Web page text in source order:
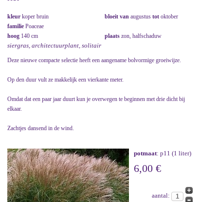
kleur koper bruin bloeit van augustus tot oktober
familie Poaceae
hoog 140 cm plaats zon, halfschaduw
siergras, architectuurplant, solitair
Deze nieuwe compacte selectie heeft een aangename bolvormige groeiwijze.
Op den duur vult ze makkelijk een vierkante meter.
Omdat dat een paar jaar duurt kun je overwegen te beginnen met drie dicht bij
elkaar.
Zachtjes dansend in de wind.
potmaat: p11 (1 liter)
6,00 €
aantal: